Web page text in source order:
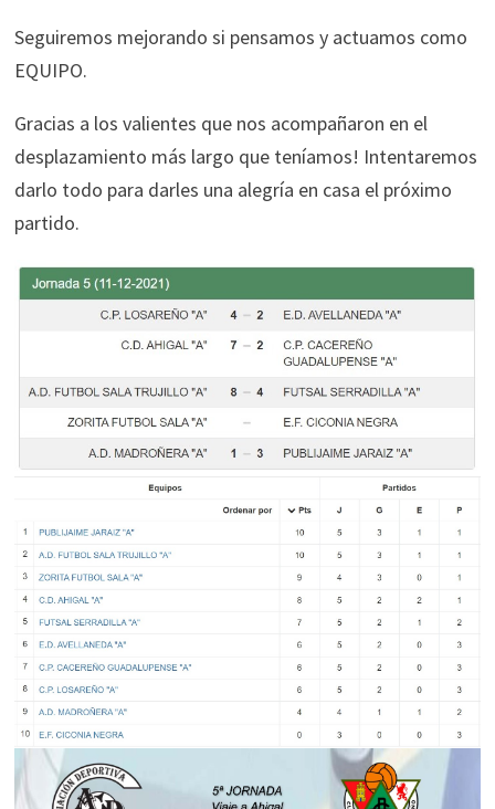
Seguiremos mejorando si pensamos y actuamos como
EQUIPO.
Gracias a los valientes que nos acompañaron en el
desplazamiento más largo que teníamos! Intentaremos
darlo todo para darles una alegría en casa el próximo
partido.